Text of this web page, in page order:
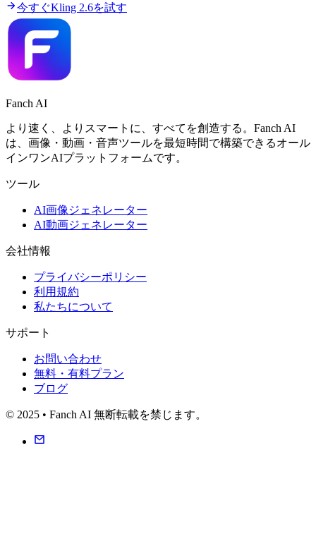
今すぐKling 2.6を試す
Fanch AI
より速く、よりスマートに、すべてを創造する。Fanch AI
は、画像・動画・音声ツールを最短時間で構築できるオール
インワンAIプラットフォームです。
ツール
AI画像ジェネレーター
AI動画ジェネレーター
会社情報
プライバシーポリシー
利用規約
私たちについて
サポート
お問い合わせ
無料・有料プラン
ブログ
© 2025 • Fanch AI 無断転載を禁じます。